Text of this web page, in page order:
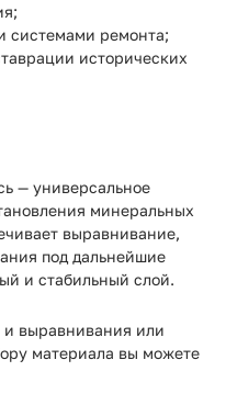
системами ремонта;
исторических
— универсальное
минеральных
выравнивание,
под дальнейшие
и стабильный слой.
и выравнивания или
материала вы можете